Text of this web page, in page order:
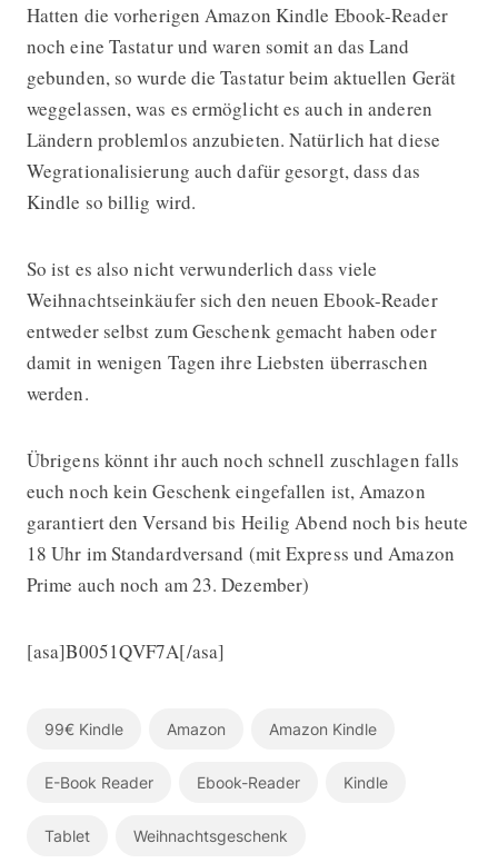
Hatten die vorherigen Amazon Kindle Ebook-Reader
noch eine Tastatur und waren somit an das Land
gebunden, so wurde die Tastatur beim aktuellen Gerät
weggelassen, was es ermöglicht es auch in anderen
Ländern problemlos anzubieten. Natürlich hat diese
Wegrationalisierung auch dafür gesorgt, dass das
Kindle so billig wird.
So ist es also nicht verwunderlich dass viele
Weihnachtseinkäufer sich den neuen Ebook-Reader
entweder selbst zum Geschenk gemacht haben oder
damit in wenigen Tagen ihre Liebsten überraschen
werden.
Übrigens könnt ihr auch noch schnell zuschlagen falls
euch noch kein Geschenk eingefallen ist, Amazon
garantiert den Versand bis Heilig Abend noch bis heute
18 Uhr im Standardversand (mit Express und Amazon
Prime auch noch am 23. Dezember)
[asa]B0051QVF7A[/asa]
99€ Kindle Amazon Amazon Kindle
E-Book Reader Ebook-Reader Kindle
Tablet Weihnachtsgeschenk